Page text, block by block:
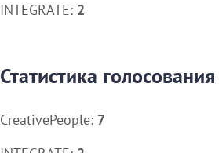
INTEGRATE: 2
Статистика
CreativePeople: 7